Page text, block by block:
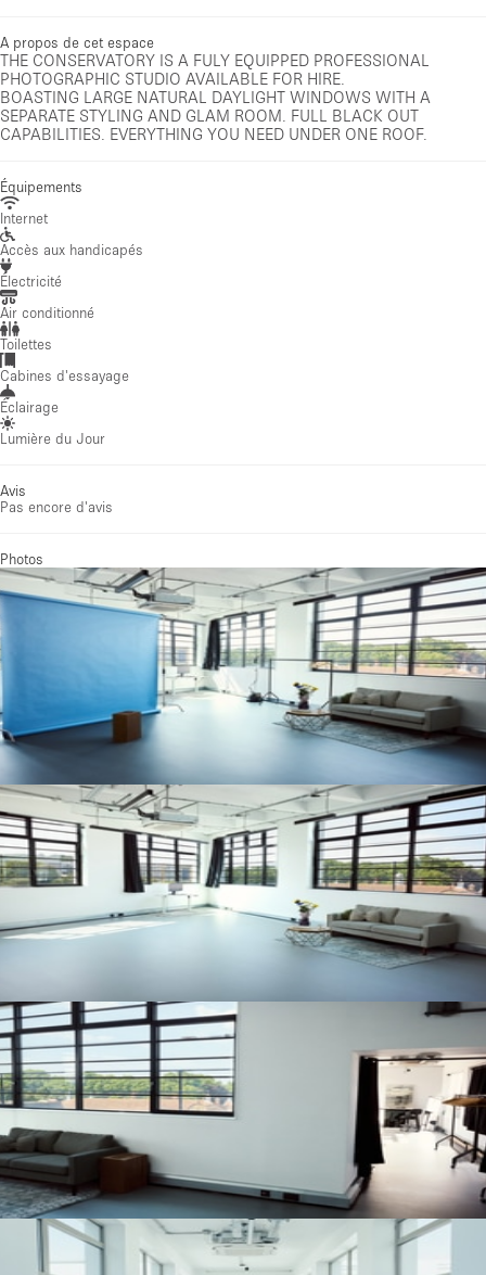
A propos de cet espace
THE CONSERVATORY IS A FULY EQUIPPED PROFESSIONAL
PHOTOGRAPHIC STUDIO AVAILABLE FOR HIRE.
BOASTING LARGE NATURAL DAYLIGHT WINDOWS WITH A
SEPARATE STYLING AND GLAM ROOM. FULL BLACK OUT
CAPABILITIES. EVERYTHING YOU NEED UNDER ONE ROOF.
Équipements
Internet
Accès aux handicapés
Électricité
Air conditionné
Toilettes
Cabines d'essayage
Éclairage
Lumière du Jour
Avis
Pas encore d'avis
Photos